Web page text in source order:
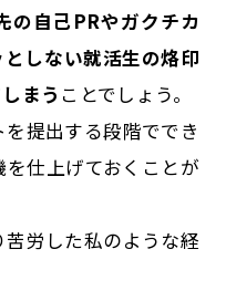
の自己PRやガクチカ
しない就活生の烙印
まう ことでしょう。
提出する段階ででき
仕上げておくことが
労した私のような経